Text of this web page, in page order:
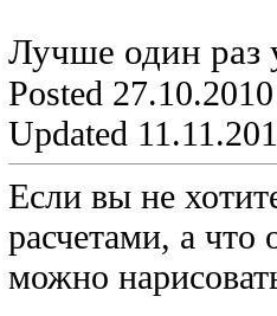
Лучше один раз
Posted
Updated
Если вы не
расчетами, а что
можно